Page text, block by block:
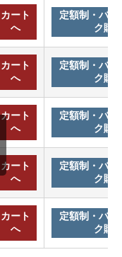
カート
へ
定額制・バリ
ク購
カート
へ
定額制・バリ
ク購
カート
へ
定額制・バリ
ク購
カート
へ
定額制・バリ
ク購
カート
へ
定額制・バリ
ク購